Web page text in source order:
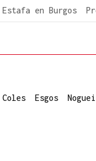
Estafa en Burgos
Coles Esgos